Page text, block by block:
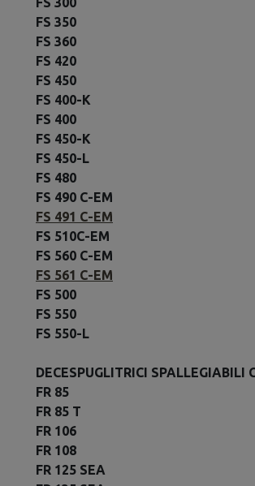
FS 350
FS 360
FS 420
FS 450
FS 400-K
FS 400
FS 450-K
FS 450-L
FS 480
FS 490 C-EM
FS 491 C-EM
FS 510C-EM
FS 560 C-EM
FS 561 C-EM
FS 500
FS 550
FS 550-L
DECESPUGLITRICI SPALLEGIABILI
FR 85
FR 85 T
FR 106
FR 108
FR 125 SEA